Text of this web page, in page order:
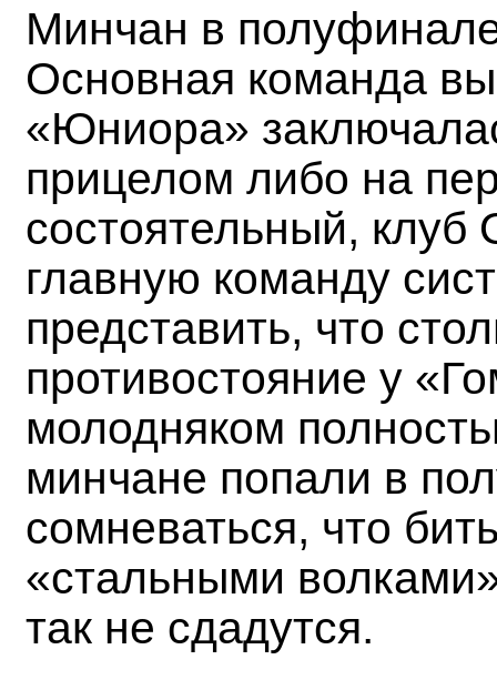
Минчан в
Основная команда
«Юниора»
прицелом либо на
состоятельный,
главную команду
представить, что
противостояние у
молодняком
минчане попали в
сомневаться, что
«стальными
так не сдадутся.